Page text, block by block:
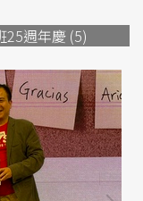
25週年慶 (5)